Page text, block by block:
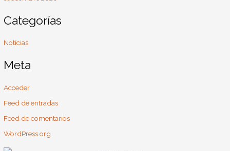
Categorías
Notícias
Meta
Acceder
Feed de entradas
Feed de comentarios
WordPress.org